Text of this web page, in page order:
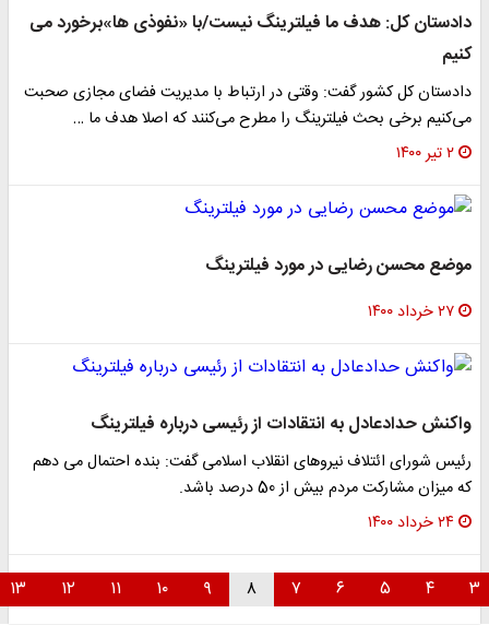
دادستان کل: هدف ما فیلترینگ نیست/با «نفوذی ها»برخورد می
کنیم
دادستان کل کشور گفت: وقتی در ارتباط با مدیریت فضای مجازی صحبت
می‌کنیم برخی بحث فیلترینگ را مطرح می‌کنند که اصلا هدف ما …
۲ تیر ۱۴۰۰
موضع محسن رضایی در مورد فیلترینگ
۲۷ خرداد ۱۴۰۰
واکنش حدادعادل به انتقادات از رئیسی درباره فیلترینگ
رئیس شورای ائتلاف نیروهای انقلاب اسلامی گفت: بنده احتمال می دهم
که میزان مشارکت مردم بیش از 50 درصد باشد.
۲۴ خرداد ۱۴۰۰
۳ ۴ ۵ ۶ ۷ ۸ ۹ ۱۰ ۱۱ ۱۲ ۱۳